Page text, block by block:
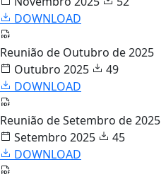
DOWNLOAD
Reunião de Outubro de 2025
Outubro 2025
49
DOWNLOAD
Reunião de Setembro de 2025
Setembro 2025
45
DOWNLOAD